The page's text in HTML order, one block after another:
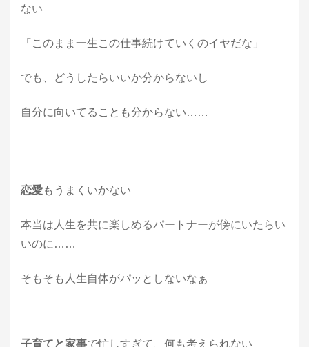
ない
「このまま一生この仕事続けていくのイヤだな」
でも、どうしたらいいか分からないし
自分に向いてることも分からない……
恋愛もうまくいかない
本当は人生を共に楽しめるパートナーが傍にいたらい
いのに……
そもそも人生自体がパッとしないなぁ
子育てと家事で忙しすぎて、何も考えられない